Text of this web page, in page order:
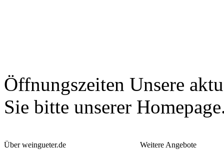
Öffnungszeiten Unsere
Sie bitte unserer
Über weingueter.de Weitere Angebote